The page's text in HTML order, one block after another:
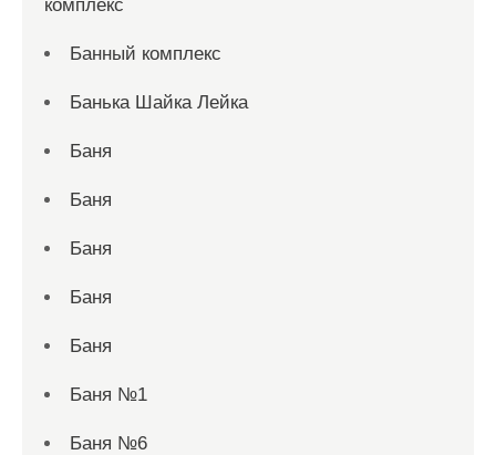
комплекс
Банный комплекс
Банька Шайка Лейка
Баня
Баня
Баня
Баня
Баня
Баня №1
Баня №6